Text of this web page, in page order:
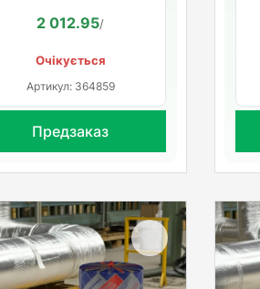
2 012.95/
Очікується
Артикул: 364859
Предзаказ